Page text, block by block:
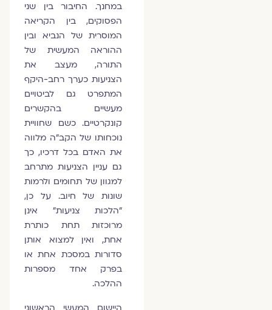
במחנך. החיבור בין שני
הפסוקים, בין הקריאה
המוסרית של הנביא ובין
ההוראה המעשית של
התורה, מעצב את
הצניעות כערך רחב-היקף
המתפרט גם לביטויים
מעשיים בהקשרים
קונקרטיים. כשם שחוויית
נוכחותו של הקב"ה מלווה
את האדם בכל דרכיו, כך
גם עניין הצניעות מתרחב
למגוון של תחומים ולרמות
שונות של חיוב. על כן,
"הלכות צניעות" אינן
מרוכזות תחת כותרת
אחת, ואין למצוא אותן
סדורות במסכת אחת או
בפרק אחד מספרות
ההלכה.